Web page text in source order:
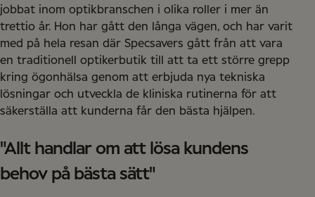
jobbat inom optikbranschen i olika roller i mer än
trettio år. Hon har gått den långa vägen, och har varit
med på hela resan där Specsavers gått från att vara
en traditionell optikerbutik till att ta ett större grepp
kring ögonhälsa genom att erbjuda nya tekniska
lösningar och utveckla de kliniska rutinerna för att
säkerställa att kunderna får den bästa hjälpen.
"Allt handlar om att lösa kundens
behov på bästa sätt"